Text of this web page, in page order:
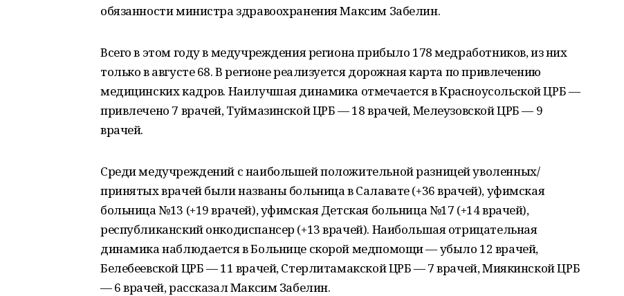
обязанности министра здравоохранения Максим Забелин.
Всего в этом году в медучреждения региона прибыло 178 медработников, из них
только в августе 68. В регионе реализуется дорожная карта по привлечению
медицинских кадров. Наилучшая динамика отмечается в Красноусольской ЦРБ —
привлечено 7 врачей, Туймазинской ЦРБ — 18 врачей, Мелеузовской ЦРБ — 9
врачей.
Среди медучреждений с наибольшей положительной разницей уволенных/
принятых врачей были названы больница в Салавате (+36 врачей), уфимская
больница №13 (+19 врачей), уфимская Детская больница №17 (+14 врачей),
республиканский онкодиспансер (+13 врачей). Наибольшая отрицательная
динамика наблюдается в Больнице скорой медпомощи — убыло 12 врачей,
Белебеевской ЦРБ — 11 врачей, Стерлитамакской ЦРБ — 7 врачей, Миякинской ЦРБ
— 6 врачей, рассказал Максим Забелин.